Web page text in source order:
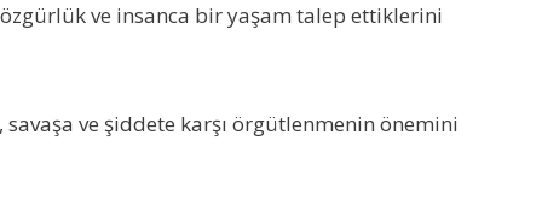
ve insanca bir yaşam talep ettiklerini
savaşa ve şiddete karşı örgütlenmenin önemini